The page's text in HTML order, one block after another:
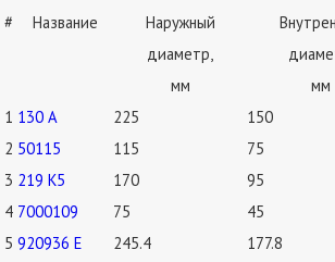
# Название
Наружный
диаметр,
мм
мм
1 130 А 225 150
2 50115 115 75
3 219 К5 170 95
4 7000109 75 45
5 920936 Е 245.4 177.8